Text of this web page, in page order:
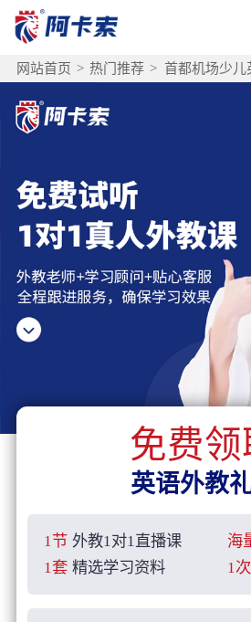
网站首页 > 热门推荐 > 首都机场少儿
免费领
英语外教
1节 外教1对1直播课 海
1套 精选学习资料 1次